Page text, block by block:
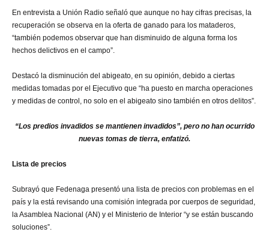
En entrevista a Unión Radio señaló que aunque no hay cifras precisas, la
recuperación se observa en la oferta de ganado para los mataderos,
“también podemos observar que han disminuido de alguna forma los
hechos delictivos en el campo”.
Destacó la disminución del abigeato, en su opinión, debido a ciertas
medidas tomadas por el Ejecutivo que “ha puesto en marcha operaciones
y medidas de control, no solo en el abigeato sino también en otros delitos”.
“Los predios invadidos se mantienen invadidos”, pero no han ocurrido
nuevas tomas de tierra, enfatizó.
Lista de precios
Subrayó que Fedenaga presentó una lista de precios con problemas en el
país y la está revisando una comisión integrada por cuerpos de seguridad,
la Asamblea Nacional (AN) y el Ministerio de Interior “y se están buscando
soluciones”.